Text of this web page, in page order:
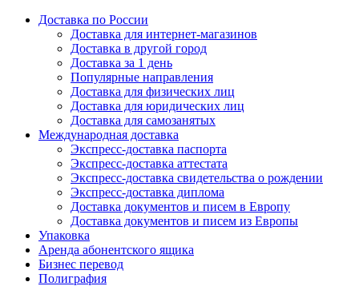
Доставка по России
Доставка для интернет-магазинов
Доставка в другой город
Доставка за 1 день
Популярные направления
Доставка для физических лиц
Доставка для юридических лиц
Доставка для самозанятых
Международная доставка
Экспресс-доставка паспорта
Экспресс-доставка аттестата
Экспресс-доставка свидетельства о рождении
Экспресс-доставка диплома
Доставка документов и писем в Европу
Доставка документов и писем из Европы
Упаковка
Аренда абонентского ящика
Бизнес перевод
Полиграфия